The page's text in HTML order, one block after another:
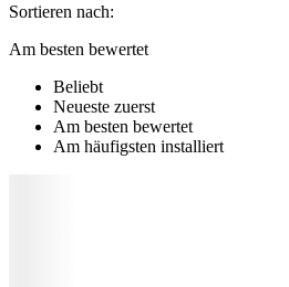
Sortieren nach:
Am besten bewertet
Beliebt
Neueste zuerst
Am besten bewertet
Am häufigsten installiert